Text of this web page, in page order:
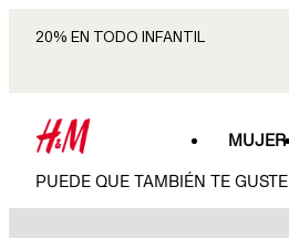
20% EN TODO INFANTIL
MUJER
PUEDE QUE TAMBIÉN TE GUSTE